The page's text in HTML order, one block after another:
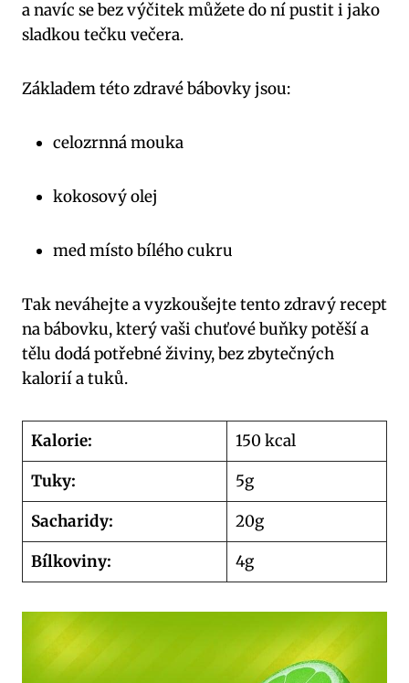
a navíc se bez výčitek můžete do ní pustit i jako
sladkou tečku večera.
Základem této zdravé bábovky jsou:
celozrnná mouka
kokosový olej
med místo bílého cukru
Tak neváhejte a vyzkoušejte tento zdravý recept
na bábovku, který vaši chuťové buňky potěší a
tělu dodá potřebné živiny, bez zbytečných
kalorií a tuků.
Kalorie:
150 kcal
Tuky:
5g
Sacharidy:
20g
Bílkoviny:
4g